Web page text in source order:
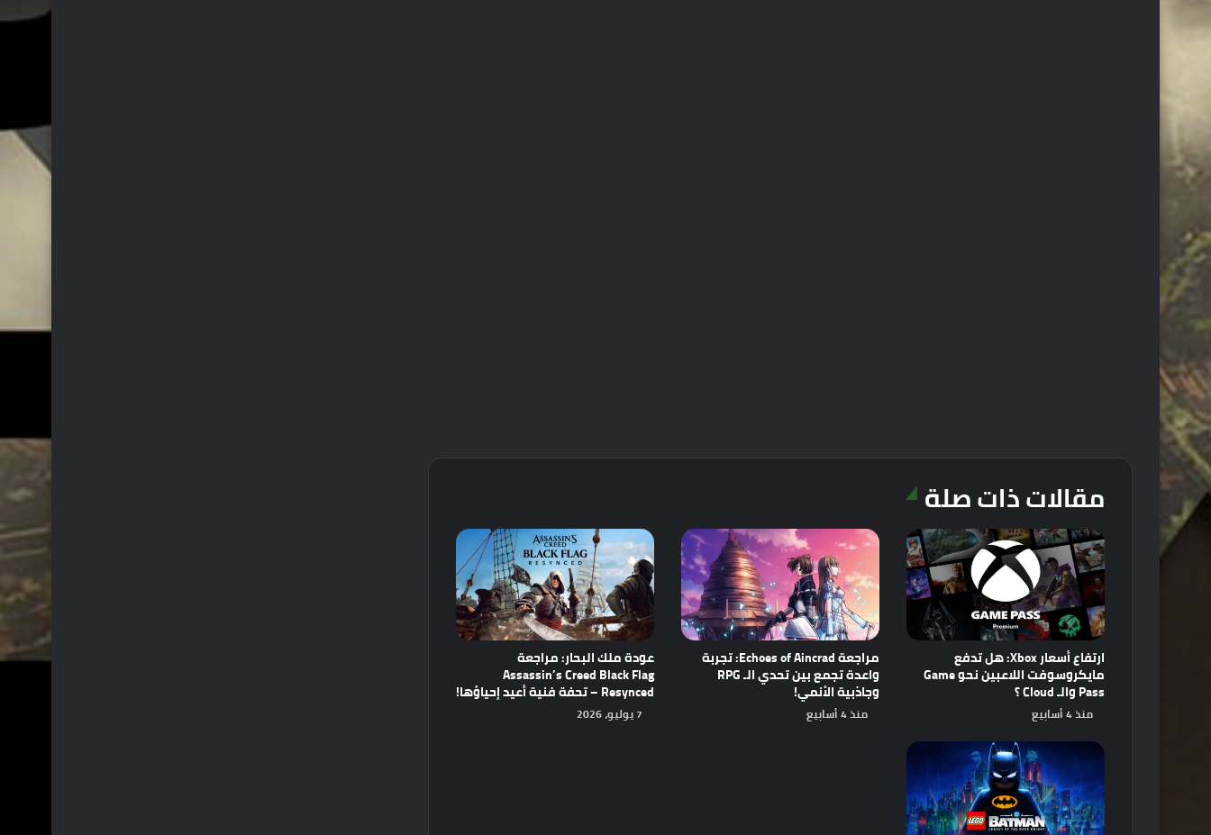
مقالات ذات صلة
ارتفاع أسعار Xbox: هل تدفع
مايكروسوفت اللاعبين نحو Game
Pass والـ Cloud ؟
منذ 4 أسابيع
مراجعة Echoes of Aincrad: تجربة
واعدة تجمع بين تحدي الـ RPG
وجاذبية الأنمي!
منذ 4 أسابيع
عودة ملك البحار: مراجعة
Assassin’s Creed Black Flag
Resynced – تحفة فنية أعيد إحياؤها!
7 يوليو، 2026